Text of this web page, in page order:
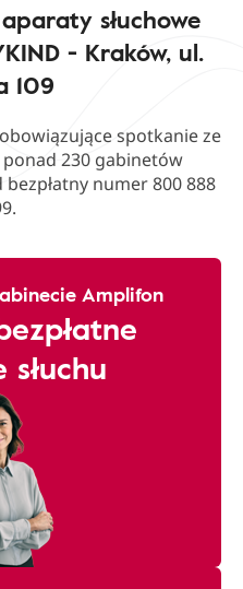
słuchowe
- Kraków, ul.
109
spotkanie ze
230 gabinetów
numer 800 888
Amplifon